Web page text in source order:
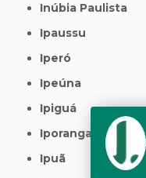
Inúbia Paulista
Ipaussu
Iperó
Ipeúna
Ipiguá
Iporanga
Ipuã